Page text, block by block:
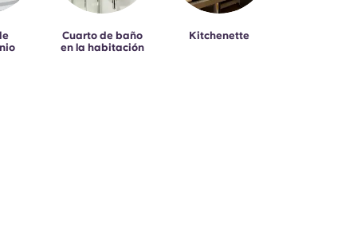
Cuarto de baño
en la habitación
Kitchenette